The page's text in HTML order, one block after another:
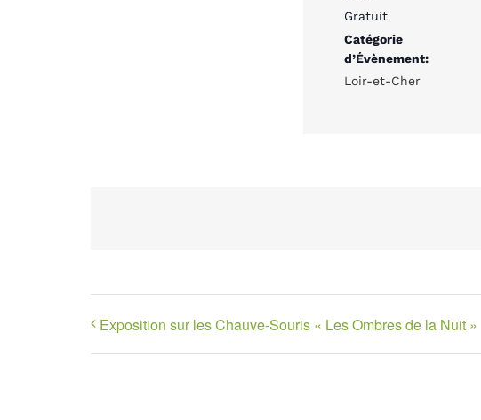
Gratuit
Catégorie
d’Évènement:
Loir-et-Cher
Exposition sur les Chauve-Souris « Les Ombres de la Nuit »